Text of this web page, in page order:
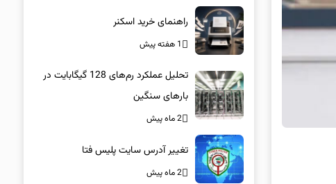
راهنمای خرید اسکنر
1 هفته پیش
تحلیل عملکرد رم‌های 128 گیگابایت در
بارهای سنگین
2 ماه پیش
تغییر آدرس سایت پلیس فتا
2 ماه پیش